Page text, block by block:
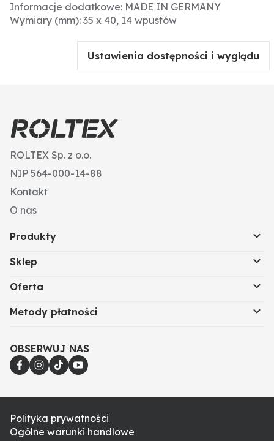
Informacje dodatkowe: MADE IN GERMANY
Wymiary (mm): 35 x 40, 14 wpustów
Ustawienia dostępności i wyglądu
ROLTEX Sp. z o.o.
NIP 564-000-14-88
Kontakt
O nas
Produkty
Sklep
Oferta
Metody płatności
OBSERWUJ NAS
Polityka prywatności
Ogólne warunki handlowe